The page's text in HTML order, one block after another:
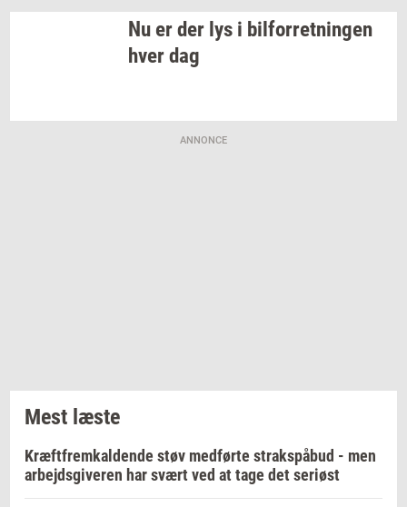
Nu er der lys i bil­for­ret­nin­gen
hver dag
ANNONCE
Mest læste
Kræftfremkaldende støv medførte strakspåbud - men
arbejdsgiveren har svært ved at tage det seriøst